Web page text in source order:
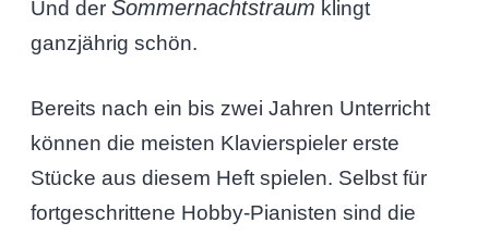
Und der Sommernachtstraum klingt
ganzjährig schön.
Bereits nach ein bis zwei Jahren Unterricht
können die meisten Klavierspieler erste
Stücke aus diesem Heft spielen. Selbst für
fortgeschrittene Hobby-Pianisten sind die